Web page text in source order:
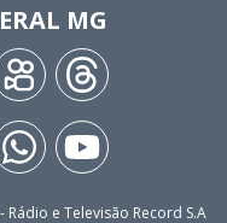
MG
Rádio e Televisão Record S.A